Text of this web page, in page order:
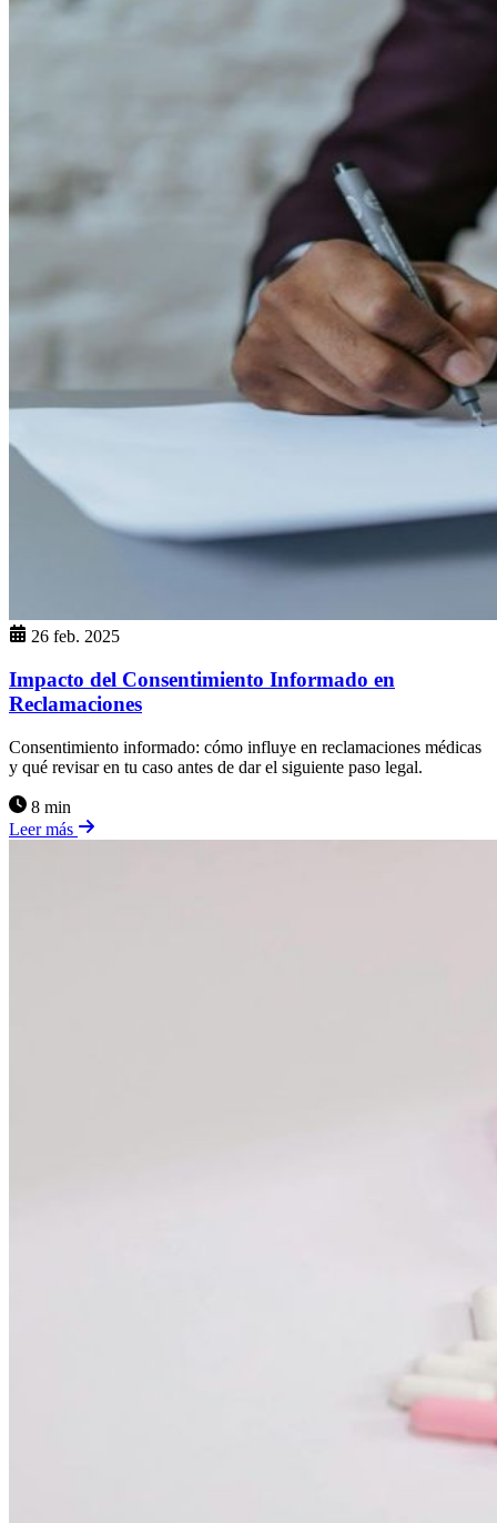
26 feb. 2025
Impacto del Consentimiento Informado en
Reclamaciones
Consentimiento informado: cómo influye en reclamaciones médicas
y qué revisar en tu caso antes de dar el siguiente paso legal.
8 min
Leer más